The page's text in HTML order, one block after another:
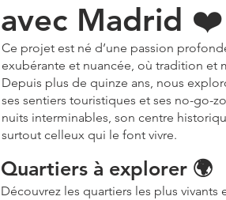
avec Madrid ❤️
Ce projet est né d’une passion
exubérante et nuancée, oùtradition et
Depuis plus de quinze ans, nous
ses sentiers touristiques et ses no-go-
nuits interminables, son centre
surtout celleux qui le font vivre.
​​Quartiers à explorer 🌍
Découvrez les quartiers les plus vivants